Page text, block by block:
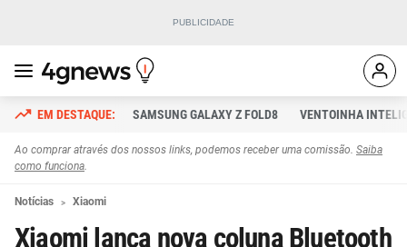
SAMSUNG GALAXY Z FOLD8 VENTOINHA
Ao comprar através dos nossos links, podemos receber uma comissão. Saiba
como funciona.
Notícias Xiaomi
Xiaomi lança nova coluna Bluetooth